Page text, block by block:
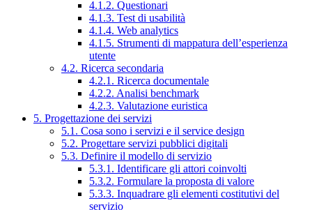
4.1.2. Questionari
4.1.3. Test di usabilità
4.1.4. Web analytics
4.1.5. Strumenti di mappatura dell’esperienza
utente
4.2. Ricerca secondaria
4.2.1. Ricerca documentale
4.2.2. Analisi benchmark
4.2.3. Valutazione euristica
5. Progettazione dei servizi
5.1. Cosa sono i servizi e il service design
5.2. Progettare servizi pubblici digitali
5.3. Definire il modello di servizio
5.3.1. Identificare gli attori coinvolti
5.3.2. Formulare la proposta di valore
5.3.3. Inquadrare gli elementi costitutivi del
servizio